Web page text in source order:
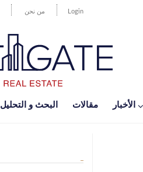
Login من نحن
اﻷخبار مقالات البحث و التحليل